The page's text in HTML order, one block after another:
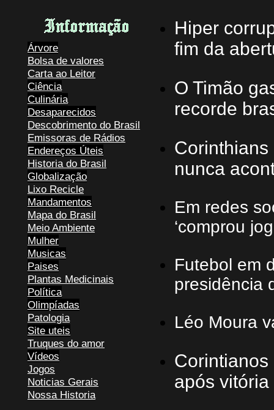
Árvore
Bolsa de valores
Carta ao Leitor
Ciência
Culinária
Desaparecidos
Descobrimento do Brasil
Emissoras de Rádios
Endereços Úteis
Historia do Brasil
Globalização
Lixo Recicle
Mandamentos
Mapa do Brasil
Meio Ambiente
Mulher
Musicas
Paises
Plantas Medicinais
Política
Olimpíadas
Patologia
Site uteis
Truques do amor
Vídeos
Jogos
Noticias Gerais
Nossa Historia
Hiper
fim da
O Timão
recorde
nunca
Em redes
‘comprou
Futebol em
presidência
Léo Moura
após vitória